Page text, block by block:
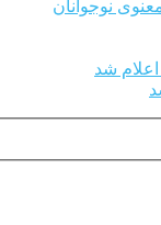
نوجوانان
شد